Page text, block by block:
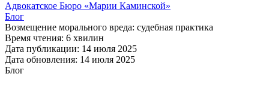
Адвокатское Бюро «Марии Каминской»
Блог
Возмещение морального вреда: судебная практика
Время чтения: 6 хвилин
Дата публикации: 14 июля 2025
Дата обновления: 14 июля 2025
Блог